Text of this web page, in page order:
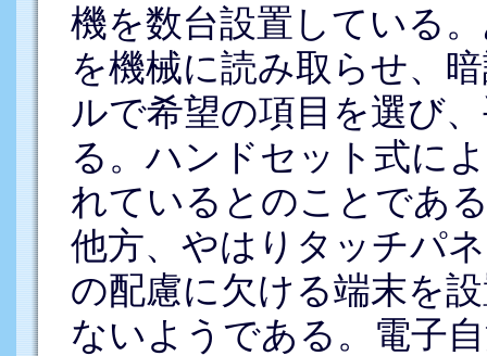
機を数台設置している
を機械に読み取らせ、
ルで希望の項目を選び
る。ハンドセット式に
れているとのことであ
他方、やはりタッチパ
の配慮に欠ける端末を
ないようである。電子